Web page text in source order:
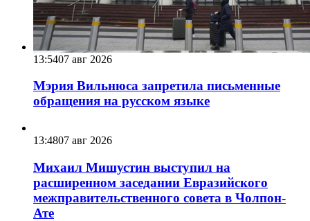
13:5407 авг 2026
Мэрия Вильнюса запретила письменные
обращения на русском языке
13:4807 авг 2026
Михаил Мишустин выступил на
расширенном заседании Евразийского
межправительственного совета в Чолпон-
Ате